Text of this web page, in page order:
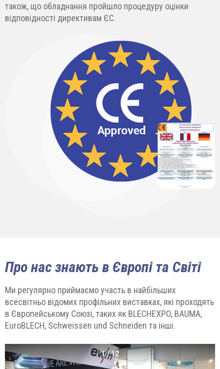
також, що обладнання пройшло процедуру оцінки
відповідності директивам ЄС.
Про нас знають в Європі та Світі
Ми регулярно приймаємо участь в найбільших
всесвітньо відомих профільних виставках, які проходять
в Європейському Союзі, таких як BLECHEXPO, BAUMA,
EuroBLECH, Schweissen und Schneiden та інші.
1/12